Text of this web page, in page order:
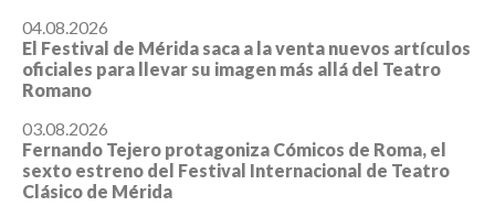
04.08.2026
El Festival de Mérida saca a la venta nuevos artículos
oficiales para llevar su imagen más allá del Teatro
Romano
03.08.2026
Fernando Tejero protagoniza Cómicos de Roma, el
sexto estreno del Festival Internacional de Teatro
Clásico de Mérida